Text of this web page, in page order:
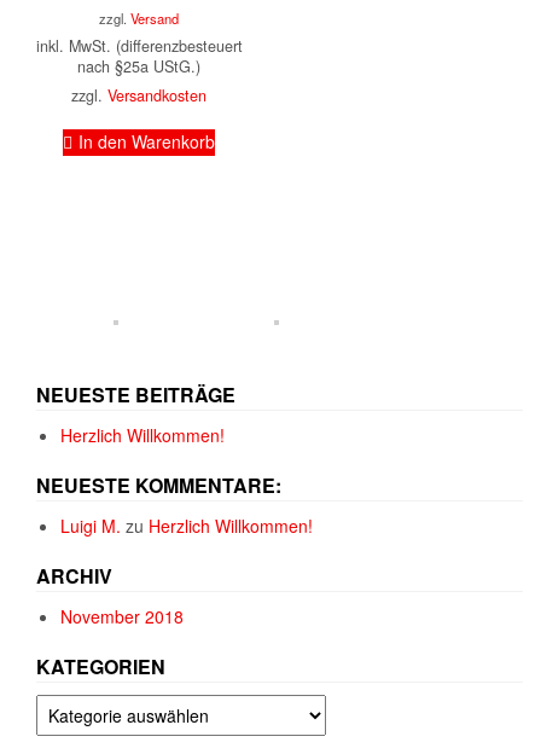
zzgl.Versand
inkl. MwSt. (differenzbesteuert
nach §25a UStG.)
zzgl.Versandkosten
In den Warenkorb
NEUESTE BEITRÄGE
Herzlich Willkommen!
NEUESTE KOMMENTARE:
Luigi M. zu Herzlich Willkommen!
ARCHIV
November 2018
KATEGORIEN
Kategorien